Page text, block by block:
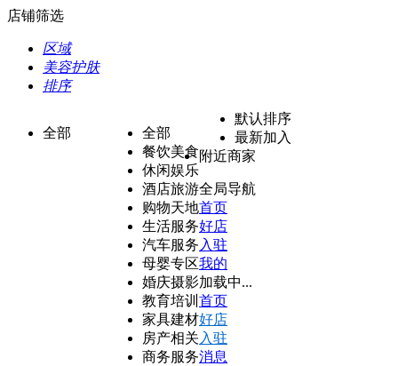
店铺筛选
区域
美容护肤
排序
全部
全部
餐饮美食
休闲娱乐
酒店旅游
购物天地
生活服务
汽车服务
母婴专区
婚庆摄影
教育培训
家具建材
房产相关
商务服务
默认排序
最新加入
附近商家
全局导航
首页
好店
入驻
我的
加载中...
首页
好店
入驻
消息